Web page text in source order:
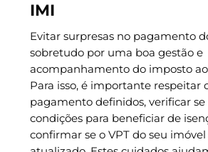
IMI
Evitar surpresas no pagamento
sobretudo por uma boa gestão e
acompanhamento do imposto
Para isso, é importante respeitar
pagamento definidos, verificar
condições para beneficiar de
confirmar se o VPT do seu imóvel